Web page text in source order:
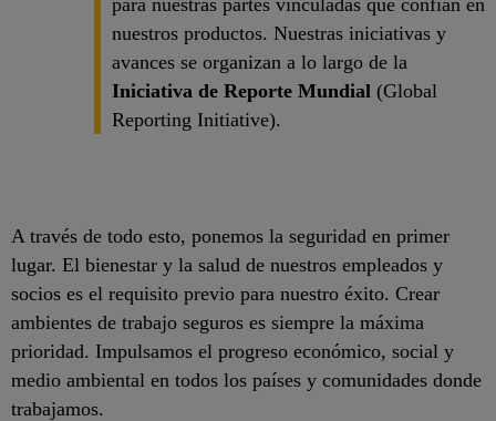
nuestros productos. Nuestras iniciativas y
avances se organizan a lo largo de la
Iniciativa de Reporte Mundial (Global
Reporting Initiative).
A través de todo esto, ponemos la seguridad en primer
lugar. El bienestar y la salud de nuestros empleados y
socios es el requisito previo para nuestro éxito. Crear
ambientes de trabajo seguros es siempre la máxima
prioridad. Impulsamos el progreso económico, social y
medio ambiental en todos los países y comunidades donde
trabajamos.